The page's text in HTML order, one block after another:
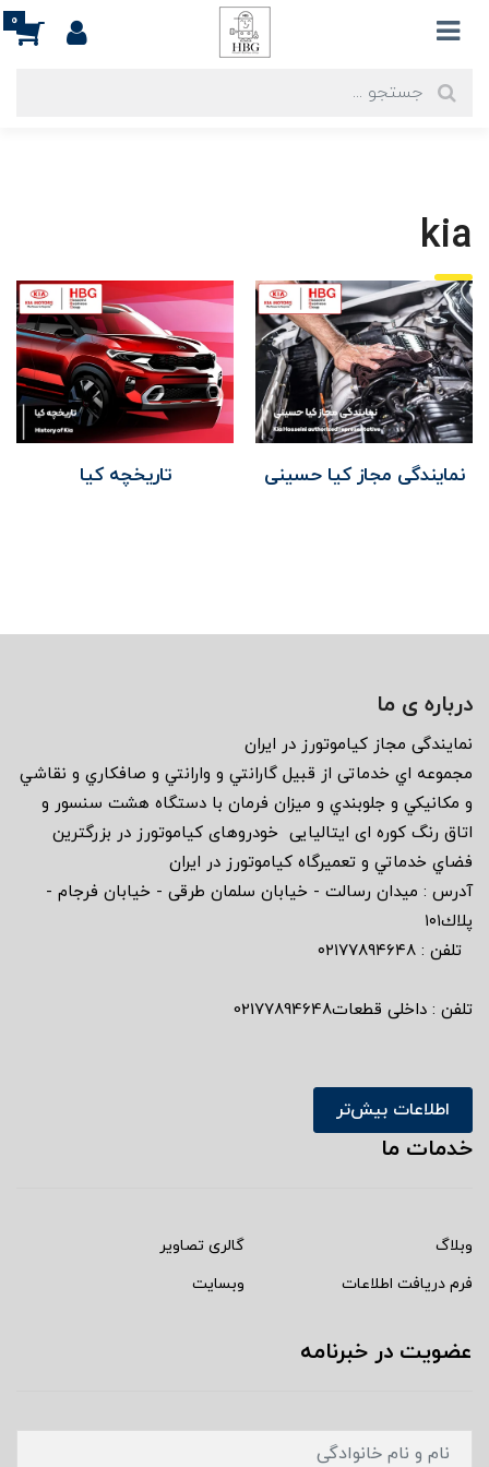
0
kia
نمایندگی مجاز کیا حسینی تاریخچه کیا
درباره ی ما
نمايندگى مجاز كياموتورز در ايران
مجموعه اي خدماتى از قبيل گارانتي و وارانتي و صافكاري و نقاشي
و مكانيكي و جلوبندي و ميزان فرمان با دستگاه هشت سنسور و
اتاق رنگ كوره اى ايتاليايى خودروهاى كياموتورز در بزرگترين
فضاي خدماتي و تعميرگاه كياموتورز در ايران
آدرس : ميدان رسالت - خيابان سلمان طرقى - خيابان فرجام -
پلاك١٠١
تلفن : ٠٢١٧٧٨٩٤٦٤٨
تلفن : داخلی قطعات02177894648
اطلاعات بیش‌تر
خدمات ما
وبلاگ
گالری تصاویر
فرم دریافت اطلاعات
وبسایت
عضویت در خبرنامه